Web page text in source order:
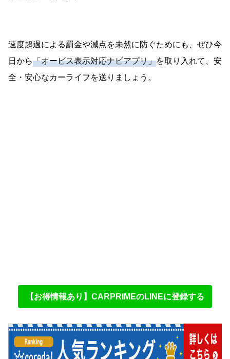
速度超過による罰金や減点を未然に防ぐためにも、ぜひ今
日から「オービス表示対応ナビアプリ」を取り入れて、安
全・安心なカーライフを送りましょう。
【お得情報あり】CARPRIMEのLINEに登録する